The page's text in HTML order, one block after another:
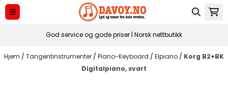
Hopp til innhold
God service og gode priser | Norsk nettbutikk
Hjem / Tangentinstrumenter / Piano-Keyboard / Elpiano / Korg B2+BK
Digitalpiano, svart